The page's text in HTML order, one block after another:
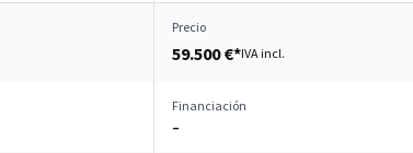
Precio
59.500 €*IVA incl.
Financiación
–